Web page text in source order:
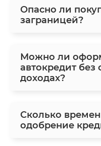
Опасно ли
заграницей?
Можно ли
автокредит без
доходах?
Сколько
одобрение